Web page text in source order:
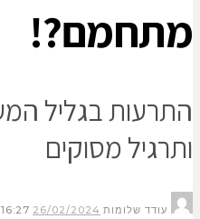
מתחמם?!
התרעות בגליל
ותרגיל מסוקים
עודד שלומות 26/02/2024
16:27